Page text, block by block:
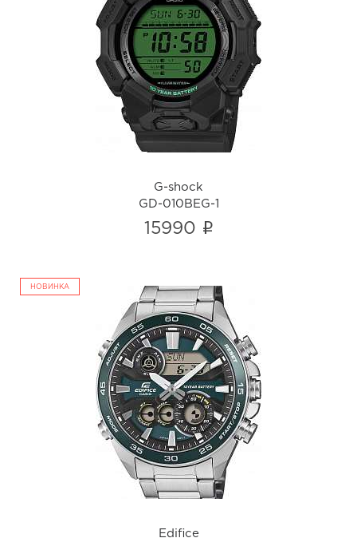
G-shock
GD-010BEG-1
i
G-shock
GD-010BEG-1
15990 i
НОВИНКА
Edifice
ERA-130D-3A
i
Edifice